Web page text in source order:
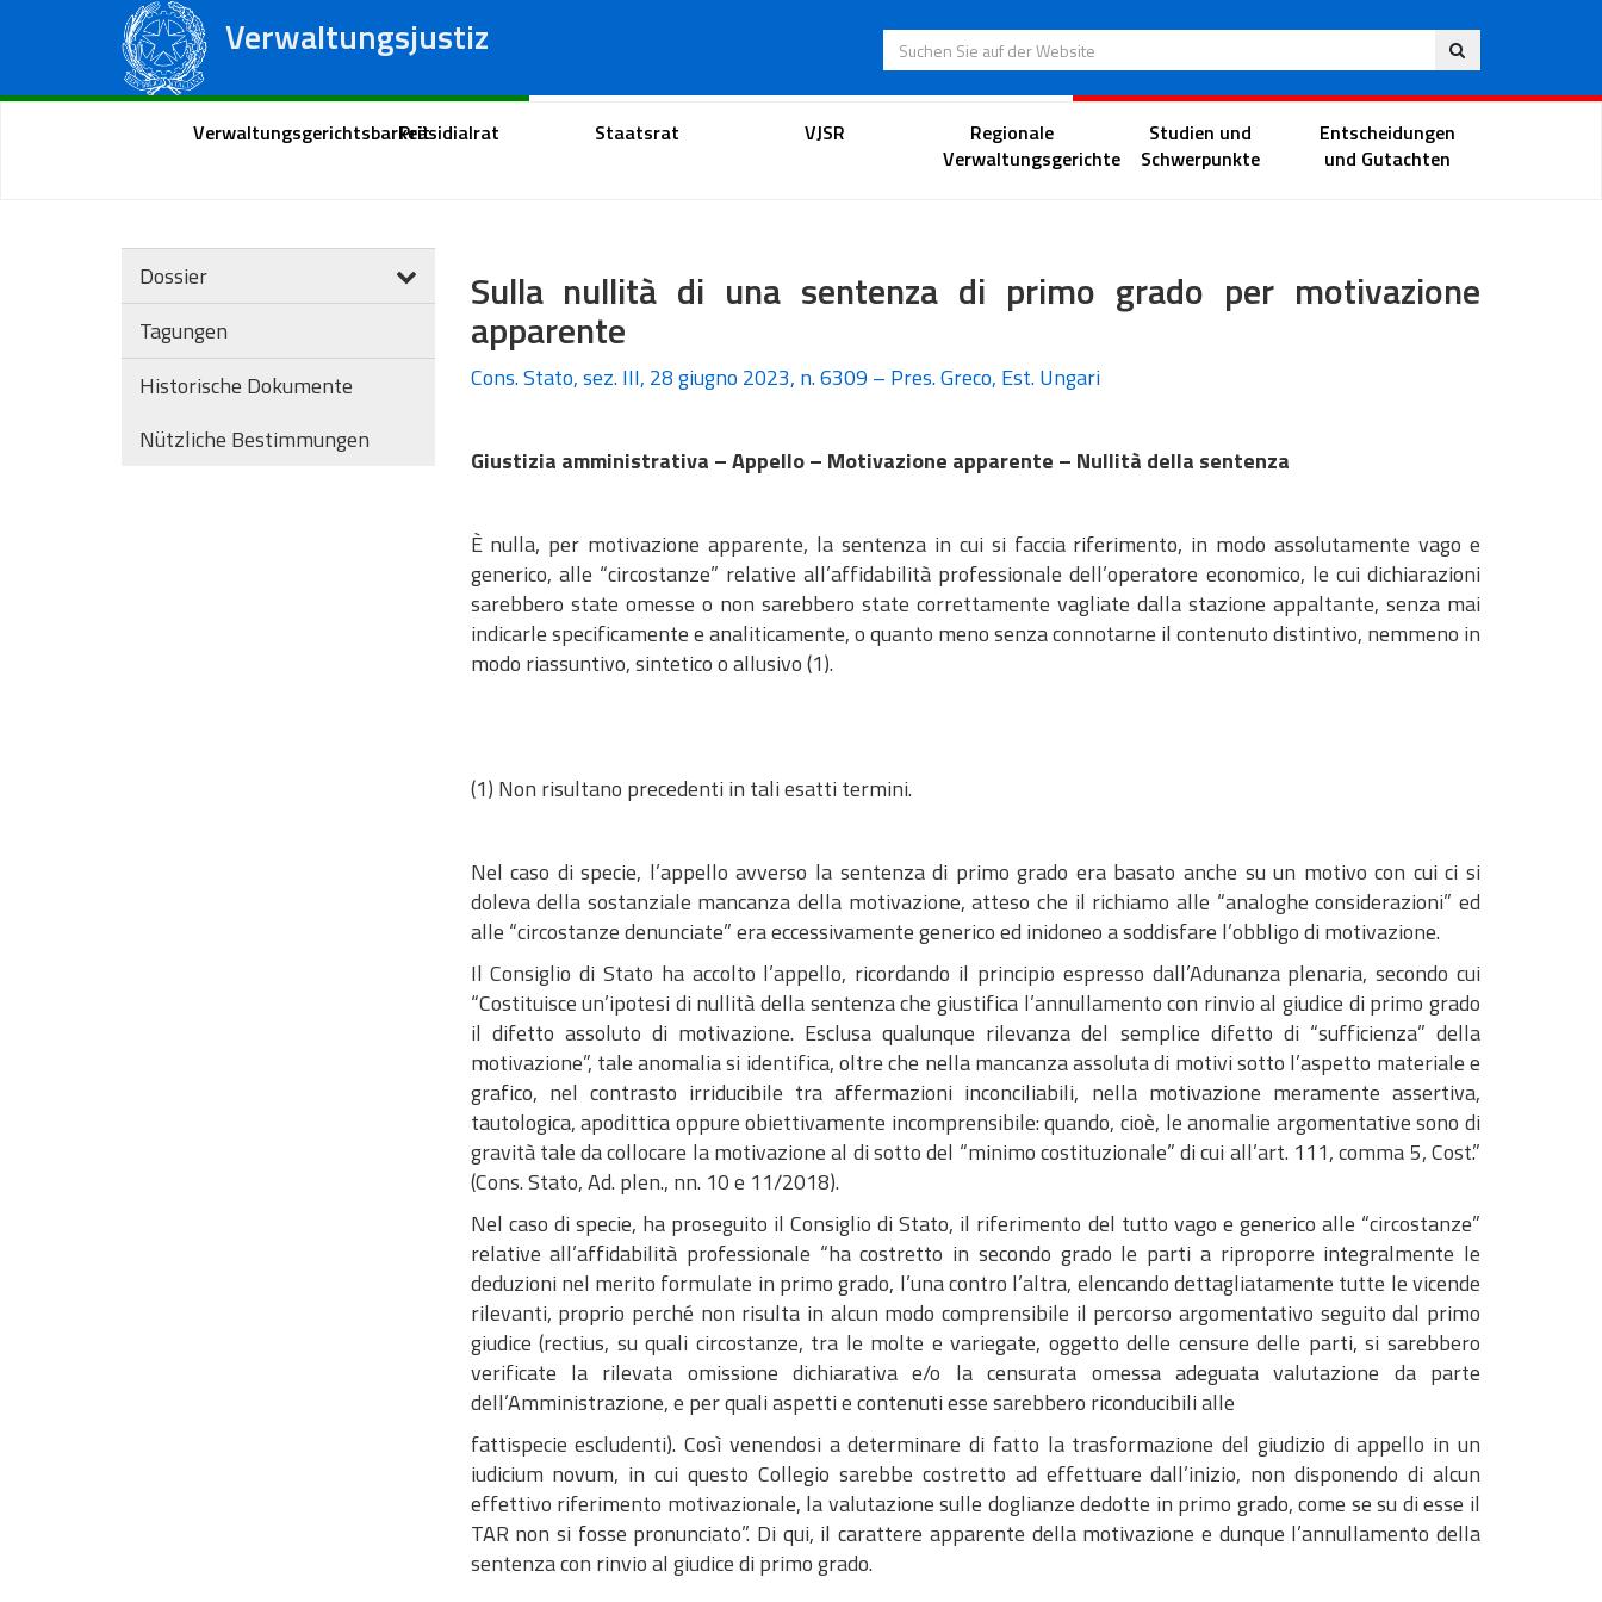
Verwaltungsjustiz
Regionale Verwaltungsgerichte
Deu
Suchen Sie auf der Website
Portal des Bürgers Anwaltsportal Richterportal
VerwaltungsgerichtsbarkeitPräsidialrat Staatsrat VJSR
Regionale
Verwaltungsgerichte
Studien und
Schwerpunkte
Entscheidungen
und Gutachten
Dossier
Tagungen
Historische Dokumente
Nützliche Bestimmungen
Sulla nullità di una sentenza di primo grado per motivazione
apparente
Cons. Stato, sez. III, 28 giugno 2023, n. 6309 – Pres. Greco, Est. Ungari
Giustizia amministrativa – Appello – Motivazione apparente – Nullità della sentenza
È nulla, per motivazione apparente, la sentenza in cui si faccia riferimento, in modo assolutamente vago e
generico, alle “circostanze” relative all’affidabilità professionale dell’operatore economico, le cui dichiarazioni
sarebbero state omesse o non sarebbero state correttamente vagliate dalla stazione appaltante, senza mai
indicarle specificamente e analiticamente, o quanto meno senza connotarne il contenuto distintivo, nemmeno in
modo riassuntivo, sintetico o allusivo (1).
(1) Non risultano precedenti in tali esatti termini.
Nel caso di specie, l’appello avverso la sentenza di primo grado era basato anche su un motivo con cui ci si
doleva della sostanziale mancanza della motivazione, atteso che il richiamo alle “analoghe considerazioni” ed
alle “circostanze denunciate” era eccessivamente generico ed inidoneo a soddisfare l’obbligo di motivazione.
Il Consiglio di Stato ha accolto l’appello, ricordando il principio espresso dall’Adunanza plenaria, secondo cui
“Costituisce un’ipotesi di nullità della sentenza che giustifica l’annullamento con rinvio al giudice di primo grado
il difetto assoluto di motivazione. Esclusa qualunque rilevanza del semplice difetto di “sufficienza” della
motivazione”, tale anomalia si identifica, oltre che nella mancanza assoluta di motivi sotto l’aspetto materiale e
grafico, nel contrasto irriducibile tra affermazioni inconciliabili, nella motivazione meramente assertiva,
tautologica, apodittica oppure obiettivamente incomprensibile: quando, cioè, le anomalie argomentative sono di
gravità tale da collocare la motivazione al di sotto del “minimo costituzionale” di cui all’art. 111, comma 5, Cost.”
(Cons. Stato, Ad. plen., nn. 10 e 11/2018).
Nel caso di specie, ha proseguito il Consiglio di Stato, il riferimento del tutto vago e generico alle “circostanze”
relative all’affidabilità professionale “ha costretto in secondo grado le parti a riproporre integralmente le
deduzioni nel merito formulate in primo grado, l’una contro l’altra, elencando dettagliatamente tutte le vicende
rilevanti, proprio perché non risulta in alcun modo comprensibile il percorso argomentativo seguito dal primo
giudice (rectius, su quali circostanze, tra le molte e variegate, oggetto delle censure delle parti, si sarebbero
verificate la rilevata omissione dichiarativa e/o la censurata omessa adeguata valutazione da parte
dell’Amministrazione, e per quali aspetti e contenuti esse sarebbero riconducibili alle
fattispecie escludenti). Così venendosi a determinare di fatto la trasformazione del giudizio di appello in un
iudicium novum, in cui questo Collegio sarebbe costretto ad effettuare dall’inizio, non disponendo di alcun
effettivo riferimento motivazionale, la valutazione sulle doglianze dedotte in primo grado, come se su di esse il
TAR non si fosse pronunciato”. Di qui, il carattere apparente della motivazione e dunque l’annullamento della
sentenza con rinvio al giudice di primo grado.